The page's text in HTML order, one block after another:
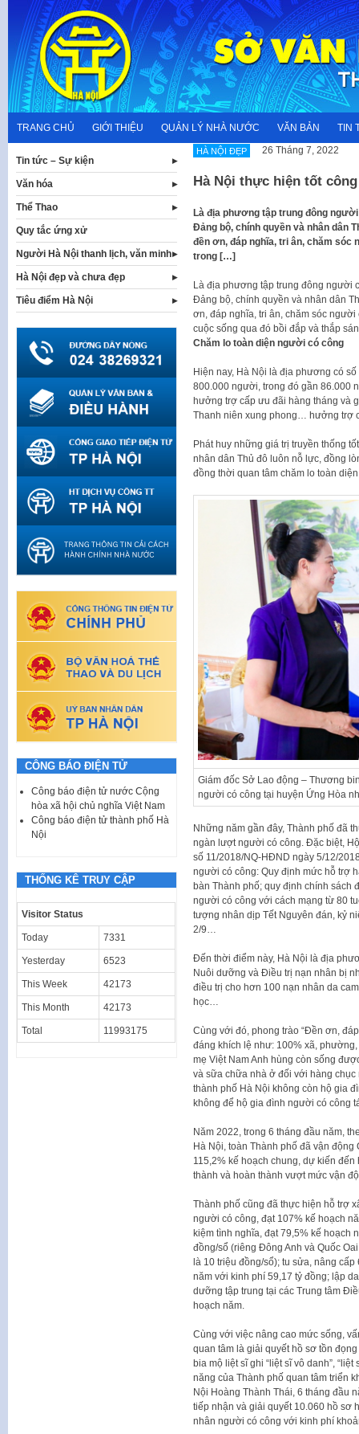
content
TRANG CHỦ GIỚI THIỆU QUẢN LÝ NHÀ NƯỚC VĂN BẢN TIN
HÀ NỘI ĐẸP 26 Tháng 7, 2022
Hà Nội thực hiện tốt
Là địa phương tập trung đông
Đảng bộ, chính quyền và nhân dân
đền ơn, đáp nghĩa, tri ân, chăm
trong […]
Là địa phương tập trung đông người
Đảng bộ, chính quyền và nhân dân
ơn, đáp nghĩa, tri ân, chăm sóc
cuộc sống qua đó bồi đắp và thắp
Chăm lo toàn diện người có công
Hiện nay, Hà Nội là địa phương có
800.000 người, trong đó gần 86.000
hưởng trợ cấp ưu đãi hàng tháng và
Thanh niên xung phong… hưởng trợ
Phát huy những giá trị truyền thống
nhân dân Thủ đô luôn nỗ lực, đồng
đồng thời quan tâm chăm lo toàn
Giám đốc Sở Lao động – Thương
người có công tại huyện Ứng Hòa
Những năm gần đây, Thành phố đã
ngàn lượt người có công. Đặc biệt,
số 11/2018/NQ-HĐND ngày 5/12/
người có công: Quy định mức hỗ trợ
bàn Thành phố; quy định chính sách
người có công với cách mạng từ 80
tượng nhân dịp Tết Nguyên đán, kỷ
2/9…
Đến thời điểm này, Hà Nội là địa
Nuôi dưỡng và Điều trị nạn nhân bị
điều trị cho hơn 100 nạn nhân da
học…
Cùng với đó, phong trào “Đền ơn,
đáng khích lệ như: 100% xã,
mẹ Việt Nam Anh hùng còn sống
và sữa chữa nhà ở đối với hàng
thành phố Hà Nội không còn hộ gia
không để hộ gia đình người có công
Năm 2022, trong 6 tháng đầu năm,
Hà Nội, toàn Thành phố đã vận
115,2% kế hoạch chung, dự kiến
thành và hoàn thành vượt mức vận
Thành phố cũng đã thực hiện hỗ trợ
người có công, đạt 107% kế hoạch
kiệm tình nghĩa, đạt 79,5% kế hoạch
đồng/sổ (riêng Đông Anh và Quốc
là 10 triệu đồng/sổ); tu sửa, nâng
năm với kinh phí 59,17 tỷ đồng; lập
dưỡng tập trung tại các Trung tâm
hoạch năm.
Cùng với việc nâng cao mức sống,
quan tâm là giải quyết hồ sơ tồn
bia mộ liệt sĩ ghi “liệt sĩ vô danh”,
năng của Thành phố quan tâm triển
Nội Hoàng Thành Thái, 6 tháng đầu
tiếp nhận và giải quyết 10.060 hồ sơ
nhân người có công với kinh phí
Tin tức – Sự kiện
Văn hóa
Thể Thao
Quy tắc ứng xử
Người Hà Nội thanh lịch, văn minh
Hà Nội đẹp và chưa đẹp
Tiêu điểm Hà Nội
CÔNG BÁO ĐIỆN TỬ
Công báo điện tử nước Cộng
hòa xã hội chủ nghĩa Việt Nam
Công báo điện tử thành phố Hà
Nội
THỐNG KÊ TRUY CẬP
Visitor Status
Today 7331
Yesterday 6523
This Week 42173
This Month 42173
Total 11993175